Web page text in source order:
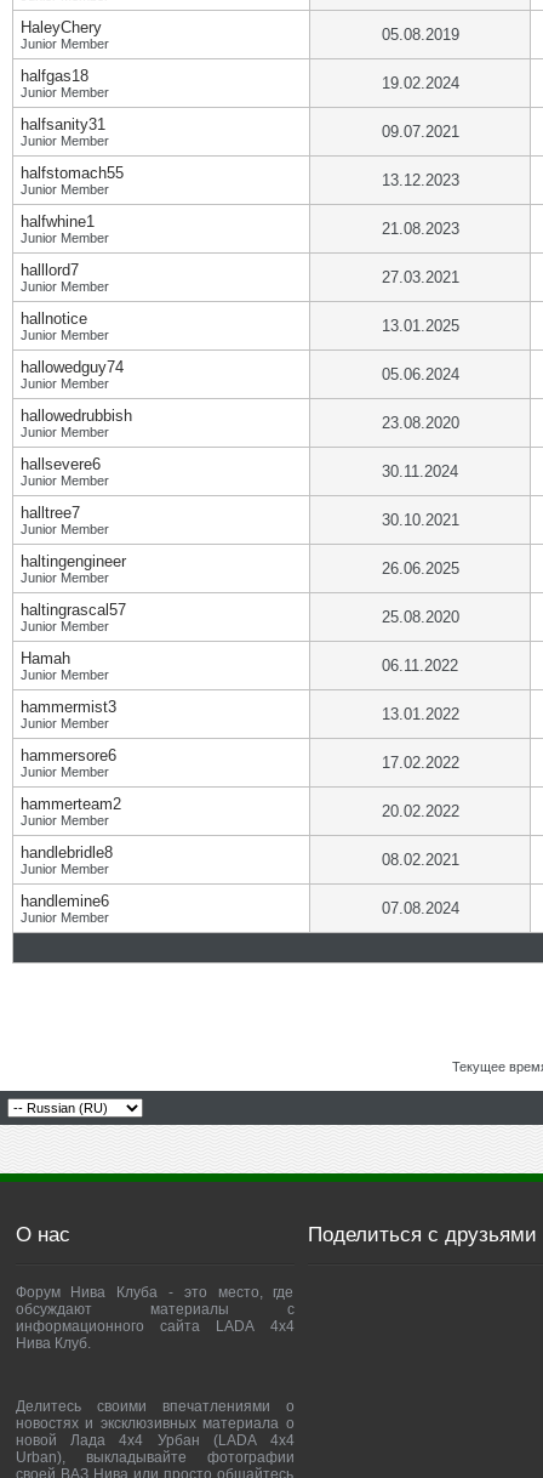
HaleyChery
Junior Member 05.08.2019
halfgas18
Junior Member 19.02.2024
halfsanity31
Junior Member 09.07.2021
halfstomach55
Junior Member 13.12.2023
halfwhine1
Junior Member 21.08.2023
halllord7
Junior Member 27.03.2021
hallnotice
Junior Member 13.01.2025
hallowedguy74
Junior Member 05.06.2024
hallowedrubbish
Junior Member 23.08.2020
hallsevere6
Junior Member 30.11.2024
halltree7
Junior Member 30.10.2021
haltingengineer
Junior Member 26.06.2025
haltingrascal57
Junior Member 25.08.2020
Hamah
Junior Member 06.11.2022
hammermist3
Junior Member 13.01.2022
hammersore6
Junior Member 17.02.2022
hammerteam2
Junior Member 20.02.2022
handlebridle8
Junior Member 08.02.2021
handlemine6
Junior Member 07.08.2024
Текущее
О нас
Форум Нива Клуба - это место, где
обсуждают материалы с
информационного сайта LADA 4x4
Нива Клуб.
Делитесь своими впечатлениями о
новостях и эксклюзивных материала о
новой Лада 4х4 Урбан (LADA 4x4
Urban), выкладывайте фотографии
своей ВАЗ Нива или просто общайтесь
Поделиться с друзьями